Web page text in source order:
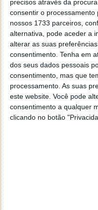
precisos através da
consentir o
nossos 1733 parceiros,
alternativa, pode aceder a
alterar as suas
consentimento. Tenha em
dos seus dados pessoais
consentimento, mas que
processamento. As suas
este website. Você pode
consentimento a qualquer
clicando no botão
Afinal o que tem uma
dentro”?